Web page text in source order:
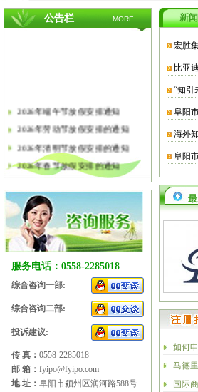
公告栏 MORE
2026年端午节放假安排通知
2026年劳动节放假安排的通知
2026年清明节放假安排的通知
2026年春节放假安排的通知
2026年元旦放假安排的通知
2025年国庆节、中秋节放假安排
2025年端午节放假安排的通知
2025年劳动节放假安排的通知
2025年清明节放假安排的通知
2025年春节放假安排的通知
服务电话：0558-2285018
综合咨询一部:
综合咨询二部:
投诉建议:
传 真： 0558-2285018
邮 箱： fyipo@fyipo.com
地 址： 阜阳市颍州区润河路588号
新
宏胜
比亚
“知引
阜阳
海外
阜阳
如何
马德
国际